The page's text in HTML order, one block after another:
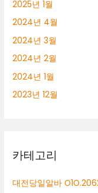
2025년 1월
2024년 4월
2024년 3월
2024년 2월
2024년 1월
2023년 12월
카테고리
대전당일알바